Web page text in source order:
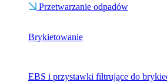
Przetwarzanie odpadów
Brykietowanie
EBS i przystawki filtrujące do